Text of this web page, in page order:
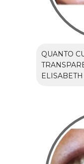
QUANTO
ELISABETH